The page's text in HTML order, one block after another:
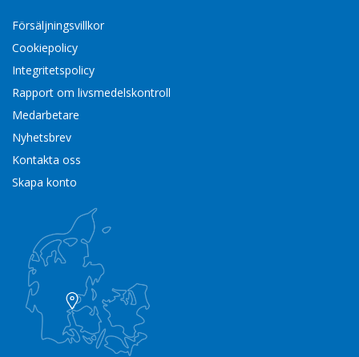
Försäljningsvillkor
Cookiepolicy
Integritetspolicy
Rapport om livsmedelskontroll
Medarbetare
Nyhetsbrev
Kontakta oss
Skapa konto